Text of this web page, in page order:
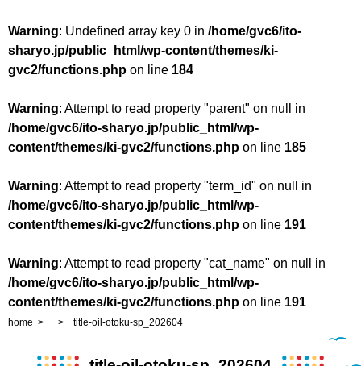
Warning: Undefined array key 0 in /home/gvc6/ito-
sharyo.jp/public_html/wp-content/themes/ki-
gvc2/functions.php on line 184
Warning: Attempt to read property "parent" on null in
/home/gvc6/ito-sharyo.jp/public_html/wp-
content/themes/ki-gvc2/functions.php on line 185
Warning: Attempt to read property "term_id" on null in
/home/gvc6/ito-sharyo.jp/public_html/wp-
content/themes/ki-gvc2/functions.php on line 191
Warning: Attempt to read property "cat_name" on null in
/home/gvc6/ito-sharyo.jp/public_html/wp-
content/themes/ki-gvc2/functions.php on line 191
home title-oil-otoku-sp_202604